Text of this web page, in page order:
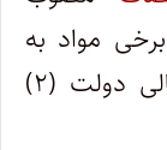
برخی مواد به
قانون تنظیم بخشی از مقررات مالی دولت (۲)